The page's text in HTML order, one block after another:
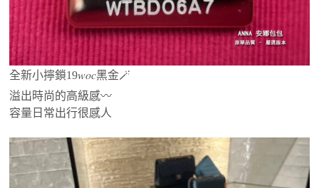
全新小擰鎖19𝑤𝑜𝑐黑金🪄
溢出時尚的高級感〰️
容量日常出行很感人